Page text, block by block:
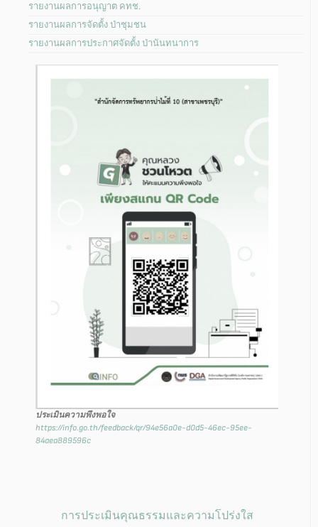
รายงานผลการอนุญาต คทช.
รายงานผลการจัดตั้ง ป่าชุมชน
รายงานผลการประกาศจัดตั้ง ป่านันทนาการ
ประเมินความพึงพอใจ
https://info.go.th/feedback/qr/94e56a0e-d0d5-46ec-95ee-
84aea889596c
การประเมินคุณธรรมและความโปร่งใส